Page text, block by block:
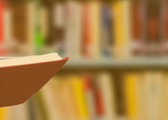
Votre Panier